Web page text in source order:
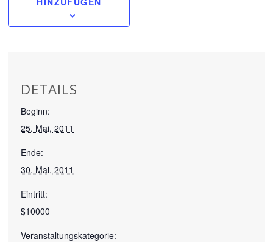
DETAILS
Beginn:
25. Mai, 2011
Ende:
30. Mai, 2011
Eintritt:
$10000
Veranstaltungskategorie: